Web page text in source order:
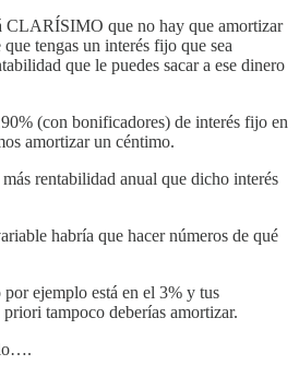
CLARÍSIMO que no hay que amortizar
tengas un interés fijo que sea
que le puedes sacar a ese dinero
(con bonificadores) de interés fijo en
amortizar un céntimo.
rentabilidad anual que dicho interés
habría que hacer números de qué
ejemplo está en el 3% y tus
tampoco deberías amortizar.